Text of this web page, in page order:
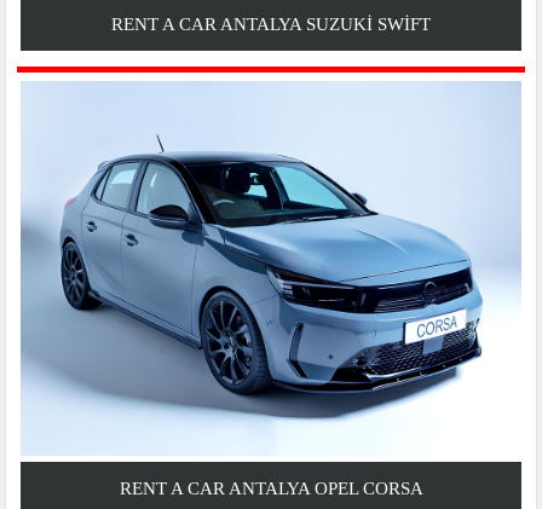
RENT A CAR ANTALYA SUZUKI SWIFT
RENT A CAR ANTALYA OPEL CORSA